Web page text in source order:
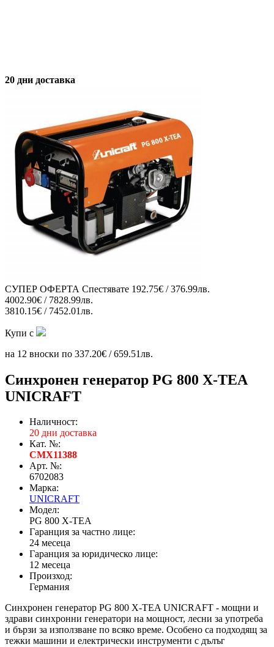
20 дни доставка
СУПЕР ОФЕРТА Спестявате 192.75€ / 376.99лв.
4002.90€ / 7828.99лв.
3810.15€ / 7452.01лв.
Купи с
на 12 вноски по 337.20€ / 659.51лв.
Синхронен генератор PG 800 X-TEA
UNICRAFT
Наличност:
20 дни доставка
Кат. №:
CMX11388
Арт. №:
6702083
Марка:
UNICRAFT
Модел:
PG 800 X-TEA
Гаранция за частно лице:
24 месеца
Гаранция за юридическо лице:
12 месеца
Произход:
Германия
Синхронен генератор PG 800 X-TEA UNICRAFT - мощни и
здрави синхронни генератори на мощност, лесни за употреба
и бързи за използване по всяко време. Особено са подходящ за
тежки машини и електрически инструменти с дълъг